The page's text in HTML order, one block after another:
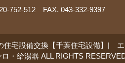
752-512 FAX. 043-332-9397
住宅設備交換【千葉住宅設備】|
・給湯器 ALL RIGHTS